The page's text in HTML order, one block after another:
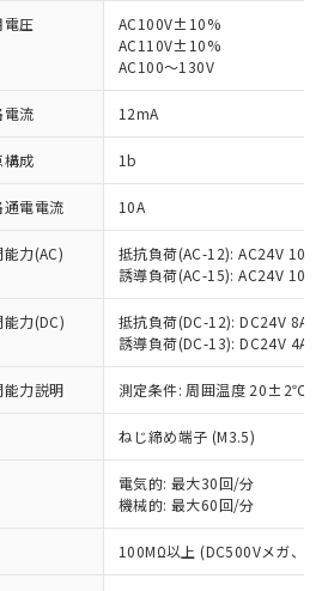
電圧
AC100V±10%
AC110V±10%
AC100～130V
電流 12mA
構成 1b
通電電流 10A
能力(AC)
抵抗負荷(AC-12): AC24V 10A/
誘導負荷(AC-15): AC24V
能力(DC)
抵抗負荷(DC-12): DC24V 8A/
誘導負荷(DC-13): DC24V 4A/
能力説明 測定条件: 周囲温度 20±2℃、
ねじ締め端子 (M3.5)
電気的: 最大30回/分
機械的: 最大60回/分
100MΩ以上 (DC500Vメガ、点
読みいただき、同意のうえ
スは、当社制御機器事業取扱
社在庫状況および標準価格
供させていただくもので
機器事業取扱商品の中には、
スの対象外となる商品もある
および標準価格照会結果は、
いる更新日時点での社内デー
き作成されるものであり、閲
時点での実際の在庫および標
EU RoHS指令（10物質）の
た製品が提供可能な商品で
指令（10物質）の非含
品に切り替える予定のある
EU RoHS指令（10物質）の
の商品で、対応品を出す予
EU RoHS指令（10物質）の
況を調査中または確認中の
センス料など無形物で、有
係のない商品です。
により、非含有部品として
有品と判明した場合などや
ることがあります。
、 水銀(Hg) 1000ppm以下、 カド
表
質材料含有率が中国RoHSの
ることを示します。
材料含有率が中国RoHSの
いることを示します。
です。当社販売部門へお問
基準値 (GB/T26572)：
Hg(水銀) : 1000ppm、 Cd(カドミウ
これら貴社製品のうち、外国
び外国貿易法に定める商品
制貨物等」という）を輸出
輸出許可(または役務取引許